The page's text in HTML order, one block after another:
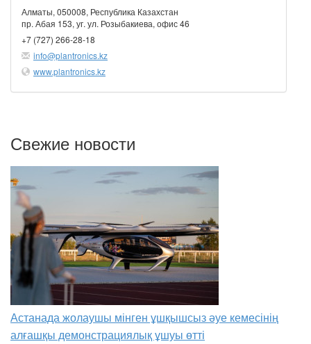
Алматы, 050008, Республика Казахстан
пр. Абая 153, уг. ул. Розыбакиева, офис 46
+7 (727) 266-28-18
info@plantronics.kz
www.plantronics.kz
Свежие новости
Астанада жолаушы мінген ұшқышсыз әуе кемесінің
алғашқы демонстрациялық ұшуы өтті